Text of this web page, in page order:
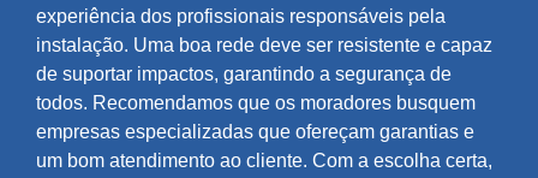
experiência dos profissionais responsáveis pela
instalação. Uma boa rede deve ser resistente e capaz
de suportar impactos, garantindo a segurança de
todos. Recomendamos que os moradores busquem
empresas especializadas que ofereçam garantias e
um bom atendimento ao cliente. Com a escolha certa,